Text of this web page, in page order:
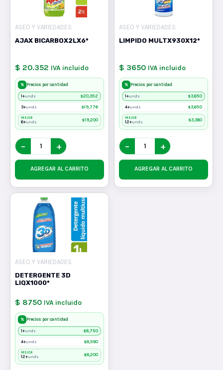
ASEO Y VARIEDADES
AJAX BICARBOX2LX6*
$ 20.352 IVA incluido
% Precios por cantidad
1+unds $20,352
3+unds $19,776
MEJOR
6+unds $19,200
− +
AGREGAR AL CARRITO
ASEO Y VARIEDADES
LIMPIDO MULTX930X12*
$ 3650 IVA incluido
% Precios por cantidad
1+unds $3,650
4+unds $3,650
MEJOR
12+unds $3,380
− +
AGREGAR AL CARRITO
ASEO Y VARIEDADES
DETERGENTE 3D
LIQX1000*
$ 8750 IVA incluido
% Precios por cantidad
1+unds $8,750
4+unds $8,580
MEJOR
12+unds $8,200